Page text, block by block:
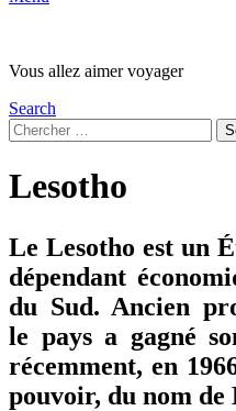
Vous allez aimer voyager
Search
Search
for:
Lesotho
Le Lesotho est un
dépendant
du Sud. Ancien
le pays a gagné
récemment, en
pouvoir, du nom